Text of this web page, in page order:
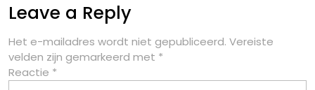
Leave a Reply
Het e-mailadres wordt niet gepubliceerd. Vereiste
velden zijn gemarkeerd met *
Reactie *